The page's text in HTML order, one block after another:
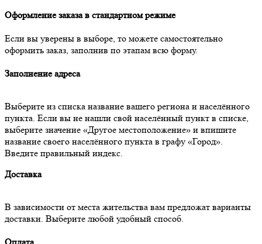
Оформление заказа в стандартном режиме
Если вы уверены в выборе, то можете самостоятельно
оформить заказ, заполнив по этапам всю форму.
Заполнение адреса
Выберите из списка название вашего региона и населённого
пункта. Если вы не нашли свой населённый пункт в списке,
выберите значение «Другое местоположение» и впишите
название своего населённого пункта в графу «Город».
Введите правильный индекс.
Доставка
В зависимости от места жительства вам предложат варианты
доставки. Выберите любой удобный способ.